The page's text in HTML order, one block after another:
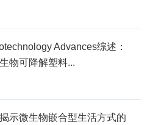
Advances综述：
物可降解塑料...
示微生物嵌合型生活方式的